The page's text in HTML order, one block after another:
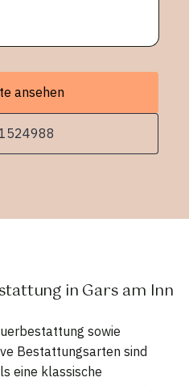
ansehen
in Gars am Inn
sowie
Bestattungsarten sind
eine klassische